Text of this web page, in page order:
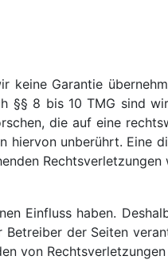
Garantie
§§ 8 bis 10 TMG sind
die auf eine
unberührt.
Einfluss haben.
der Seiten
von